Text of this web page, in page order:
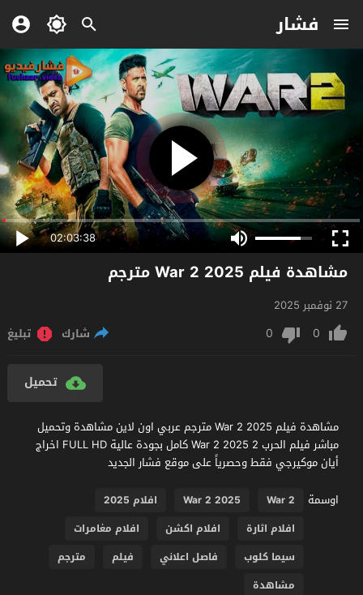
فشار
02:03:38
مشاهدة فيلم War 2 2025 مترجم
27 نوفمبر 2025
0
0 شارك تبليغ
تحميل
مشاهدة فيلم War 2 2025 مترجم عربي اون لاين مشاهدة وتحميل
مباشر فيلم الحرب 2 War 2 2025 كامل بجودة عالية FULL HD اخراج
أيان موكيرجي فقط وحصرياً على موقع فشار الجديد
اوسمة
War 2
War 2 2025
افلام 2025
افلام اثارة
افلام اكشن
افلام مغامرات
سيما كلوب
فاصل اعلاني فيلم
مترجم
مشاهدة